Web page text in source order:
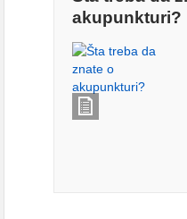
akupunkturi?